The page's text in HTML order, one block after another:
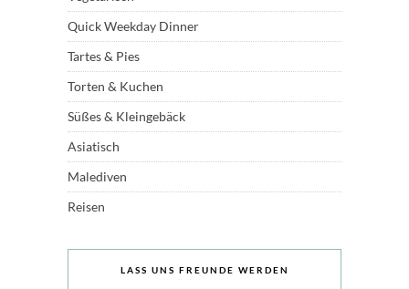
Quick Weekday Dinner
Tartes & Pies
Torten & Kuchen
Süßes & Kleingebäck
Asiatisch
Malediven
Reisen
LASS UNS FREUNDE WERDEN